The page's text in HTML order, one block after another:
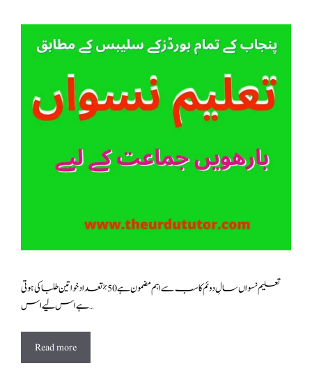
تعلیم نسواں سالِ دوئم کا سب سے اہم مضمون ہے 50٪ تعداد خواتین طلبا کی ہوتی
ہے اس لیے اس …
Read more